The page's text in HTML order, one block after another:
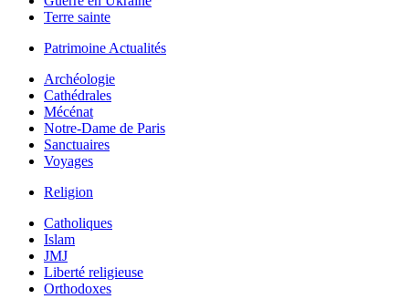
Terre sainte
Patrimoine Actualités
Archéologie
Cathédrales
Mécénat
Notre-Dame de Paris
Sanctuaires
Voyages
Religion
Catholiques
Islam
JMJ
Liberté religieuse
Orthodoxes